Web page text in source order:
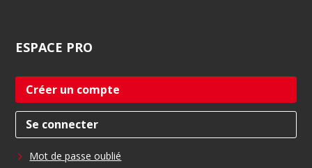
ESPACE PRO
Créer un compte
Se connecter
Mot de passe oublié